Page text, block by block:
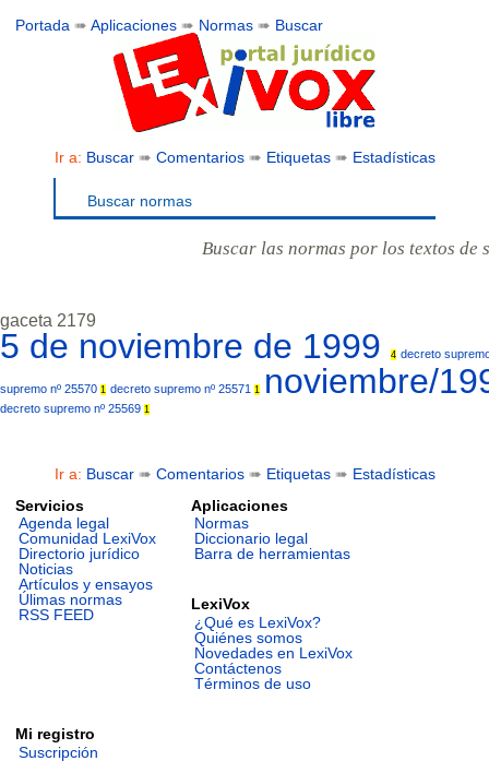
Portada ➠Aplicaciones ➠ Normas ➠ Buscar
Ir a: Buscar➠ Comentarios➠ Etiquetas➠ Estadísticas
Buscar normas
Buscar las normas por los textos de
gaceta 2179
5 de noviembre de 1999 4 decreto
supremo nº 25570 1 decreto supremo nº 25571 1 noviembre/
decreto supremo nº 25569 1
Ir a: Buscar➠ Comentarios➠ Etiquetas➠ Estadísticas
Servicios
Agenda legal
Comunidad LexiVox
Directorio jurídico
Noticias
Artículos y ensayos
Úlimas normas
RSS FEED
Aplicaciones
Normas
Diccionario legal
Barra de herramientas
LexiVox
¿Qué es LexiVox?
Quiénes somos
Novedades en LexiVox
Contáctenos
Términos de uso
Mi registro
Suscripción